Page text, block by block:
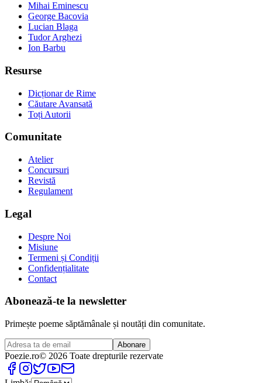
Mihai Eminescu
George Bacovia
Lucian Blaga
Tudor Arghezi
Ion Barbu
Resurse
Dicționar de Rime
Căutare Avansată
Toți Autorii
Comunitate
Atelier
Concursuri
Revistă
Regulament
Legal
Despre Noi
Misiune
Termeni și Condiții
Confidențialitate
Contact
Abonează-te la newsletter
Primește poeme săptămânale și noutăți din comunitate.
Abonare
Poezie.ro© 2026 Toate drepturile rezervate